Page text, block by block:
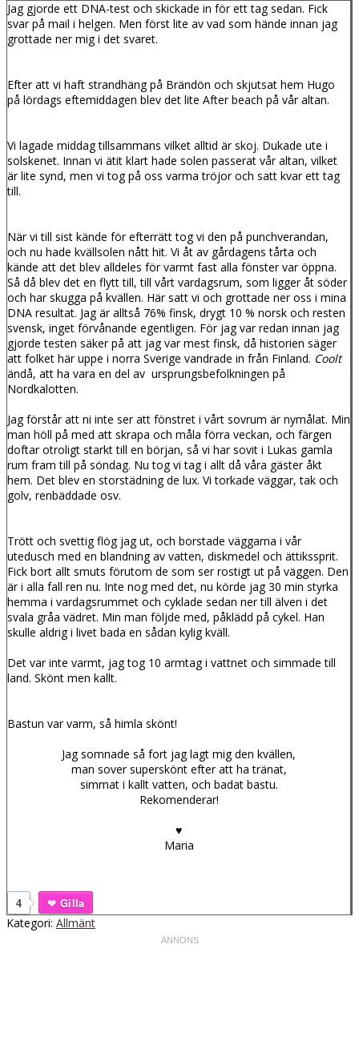
Jag gjorde ett DNA-test och skickade in för ett tag sedan. Fick
svar på mail i helgen. Men först lite av vad som hände innan jag
grottade ner mig i det svaret.
Efter att vi haft strandhäng på Brändön och skjutsat hem Hugo
på lördags eftemiddagen blev det lite After beach på vår altan.
Vi lagade middag tillsammans vilket alltid är skoj. Dukade ute i
solskenet. Innan vi ätit klart hade solen passerat vår altan, vilket
är lite synd, men vi tog på oss varma tröjor och satt kvar ett tag
till.
När vi till sist kände för efterrätt tog vi den på punchverandan,
och nu hade kvällsolen nått hit. Vi åt av gårdagens tårta och
kände att det blev alldeles för varmt fast alla fönster var öppna.
Så då blev det en flytt till, till vårt vardagsrum, som ligger åt söder
och har skugga på kvällen. Här satt vi och grottade ner oss i mina
DNA resultat. Jag är alltså 76% finsk, drygt 10 % norsk och resten
svensk, inget förvånande egentligen. För jag var redan innan jag
gjorde testen säker på att jag var mest finsk, då historien säger
att folket här uppe i norra Sverige vandrade in från Finland. Coolt
ändå, att ha vara en del av ursprungsbefolkningen på
Nordkalotten.
Jag förstår att ni inte ser att fönstret i vårt sovrum är nymålat. Min
man höll på med att skrapa och måla förra veckan, och färgen
doftar otroligt starkt till en början, så vi har sovit i Lukas gamla
rum fram till på söndag. Nu tog vi tag i allt då våra gäster åkt
hem. Det blev en storstädning de lux. Vi torkade väggar, tak och
golv, renbäddade osv.
Trött och svettig flög jag ut, och borstade väggarna i vår
utedusch med en blandning av vatten, diskmedel och ättikssprit.
Fick bort allt smuts förutom de som ser rostigt ut på väggen. Den
är i alla fall ren nu. Inte nog med det, nu körde jag 30 min styrka
hemma i vardagsrummet och cyklade sedan ner till älven i det
svala gråa vädret. Min man följde med, påklädd på cykel. Han
skulle aldrig i livet bada en sådan kylig kväll.
Det var inte varmt, jag tog 10 armtag i vattnet och simmade till
land. Skönt men kallt.
Bastun var varm, så himla skönt!
Jag somnade så fort jag lagt mig den kvällen,
man sover superskönt efter att ha tränat,
simmat i kallt vatten, och badat bastu.
Rekomenderar!
♥
Maria
4
Gilla
Kategori: Allmänt